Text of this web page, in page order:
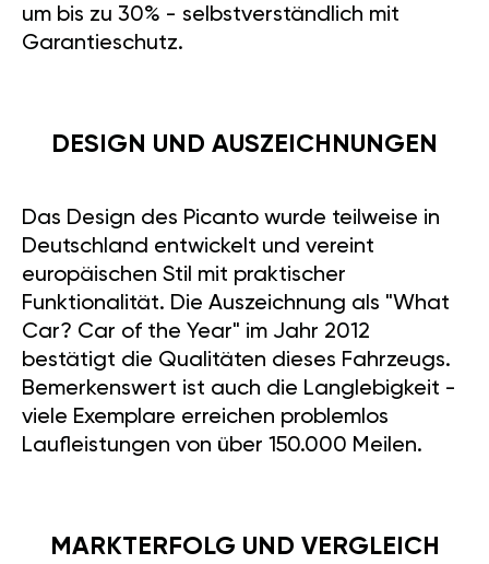
um bis zu 30% - selbstverständlich mit
Garantieschutz.
DESIGN UND AUSZEICHNUNGEN
Das Design des Picanto wurde teilweise in
Deutschland entwickelt und vereint
europäischen Stil mit praktischer
Funktionalität. Die Auszeichnung als "What
Car? Car of the Year" im Jahr 2012
bestätigt die Qualitäten dieses Fahrzeugs.
Bemerkenswert ist auch die Langlebigkeit -
viele Exemplare erreichen problemlos
Laufleistungen von über 150.000 Meilen.
MARKTERFOLG UND VERGLEICH